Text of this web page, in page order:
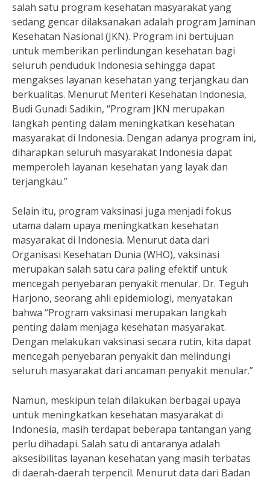
salah satu program kesehatan masyarakat yang
sedang gencar dilaksanakan adalah program Jaminan
Kesehatan Nasional (JKN). Program ini bertujuan
untuk memberikan perlindungan kesehatan bagi
seluruh penduduk Indonesia sehingga dapat
mengakses layanan kesehatan yang terjangkau dan
berkualitas. Menurut Menteri Kesehatan Indonesia,
Budi Gunadi Sadikin, “Program JKN merupakan
langkah penting dalam meningkatkan kesehatan
masyarakat di Indonesia. Dengan adanya program ini,
diharapkan seluruh masyarakat Indonesia dapat
memperoleh layanan kesehatan yang layak dan
terjangkau.”
Selain itu, program vaksinasi juga menjadi fokus
utama dalam upaya meningkatkan kesehatan
masyarakat di Indonesia. Menurut data dari
Organisasi Kesehatan Dunia (WHO), vaksinasi
merupakan salah satu cara paling efektif untuk
mencegah penyebaran penyakit menular. Dr. Teguh
Harjono, seorang ahli epidemiologi, menyatakan
bahwa “Program vaksinasi merupakan langkah
penting dalam menjaga kesehatan masyarakat.
Dengan melakukan vaksinasi secara rutin, kita dapat
mencegah penyebaran penyakit dan melindungi
seluruh masyarakat dari ancaman penyakit menular.”
Namun, meskipun telah dilakukan berbagai upaya
untuk meningkatkan kesehatan masyarakat di
Indonesia, masih terdapat beberapa tantangan yang
perlu dihadapi. Salah satu di antaranya adalah
aksesibilitas layanan kesehatan yang masih terbatas
di daerah-daerah terpencil. Menurut data dari Badan